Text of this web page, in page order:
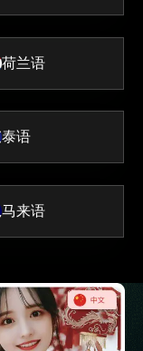
荷兰语
泰语
马来语